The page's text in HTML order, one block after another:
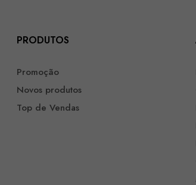
PRODUTOS
Promoção
Novos produtos
Top de Vendas